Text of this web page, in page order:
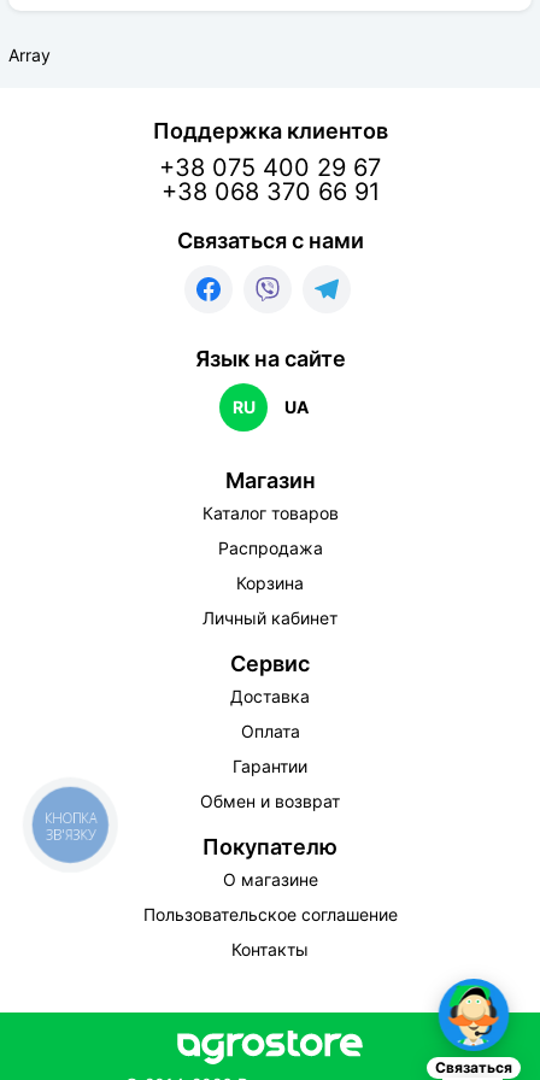
легко поддаются выгонке и великолепно
Array
Поддержка клиентов
+38 075 400 29 67
+38 068 370 66 91
Связаться с нами
Язык на сайте
RU UA
Магазин
Каталог товаров
Распродажа
Корзина
Личный кабинет
Сервис
Доставка
Оплата
Гарантии
Обмен и возврат
Покупателю
О магазине
Пользовательское соглашение
Контакты
Связаться
КНОПКА
ЗВ'ЯЗКУ